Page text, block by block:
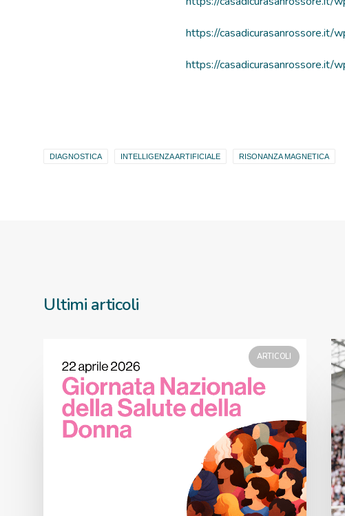
https://
https://casadicurasanrossore.it/
DIAGNOSTICA INTELLIGENZA ARTIFICIALE RISONANZA MAGNETICA
Ultimi articoli
ARTICOLI